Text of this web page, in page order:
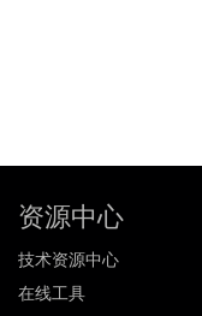
资源中心
技术资源中心
在线工具